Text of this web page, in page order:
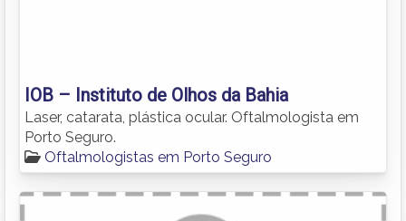
IOB – Instituto de Olhos da Bahia
Laser, catarata, plástica ocular. Oftalmologista em
Porto Seguro.
Oftalmologistas em Porto Seguro